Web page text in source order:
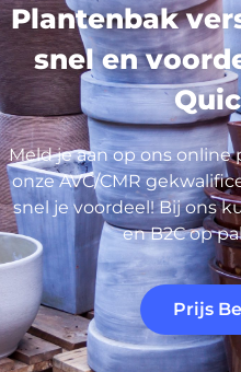
Plantenbak
snel en
Meld je aan op ons online
onze AVC/CMR
snel je voordeel! Bij ons
en B2C op
Prijs